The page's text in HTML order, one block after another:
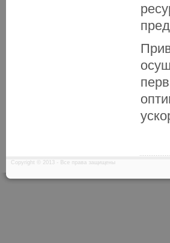
Copyright © 2013 - Все права защищены